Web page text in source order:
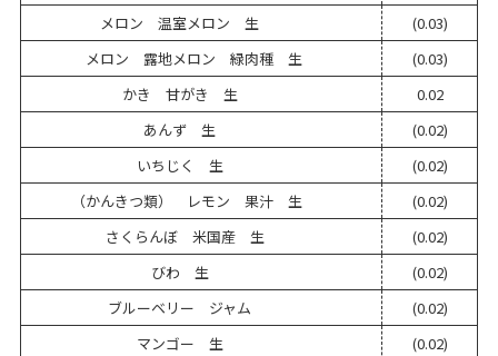
メロン 温室メロン 生
(0.03)
メロン 露地メロン 緑肉種 生
(0.03)
かき 甘がき 生
0.02
あんず 生
(0.02)
いちじく 生
(0.02)
（かんきつ類） レモン 果汁 生
(0.02)
さくらんぼ 米国産 生
(0.02)
びわ 生
(0.02)
ブルーベリー ジャム
(0.02)
マンゴー 生
(0.02)